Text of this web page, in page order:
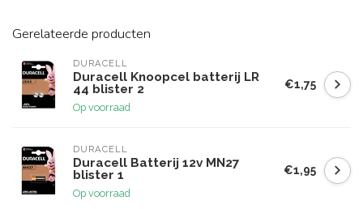
Gerelateerde producten
DURACELL
Duracell Knoopcel batterij LR
44 blister 2
Op voorraad
€1,75
DURACELL
Duracell Batterij 12v MN27
blister 1
Op voorraad
€1,95